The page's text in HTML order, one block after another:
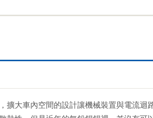
擴大車內空間的設計讓機械裝置與電流